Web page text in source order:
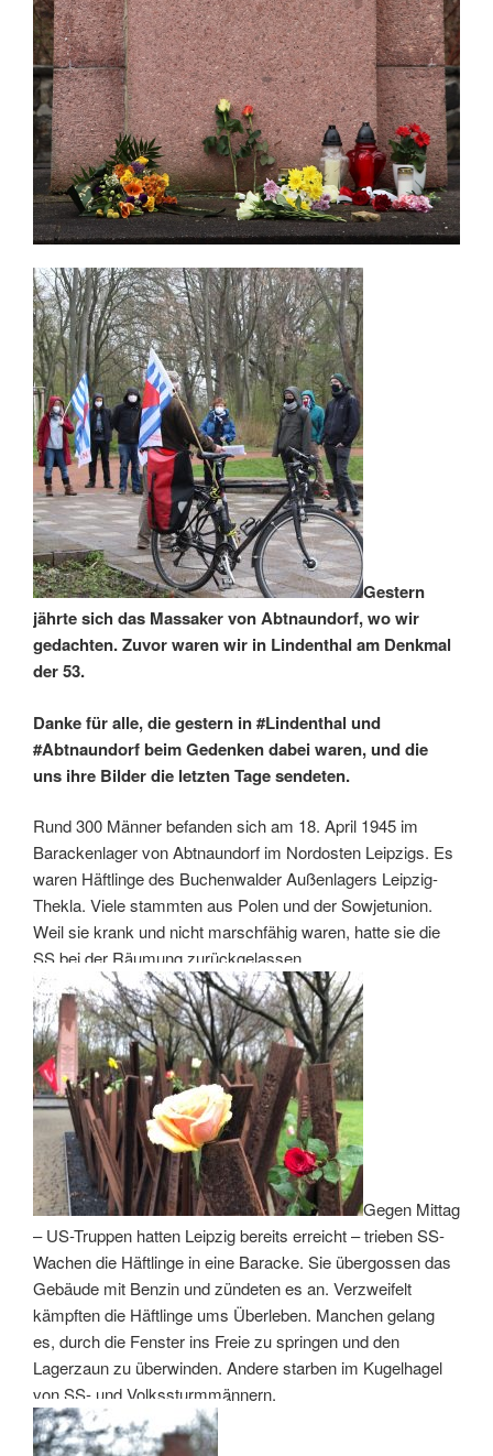
Gestern
jährte sich das Massaker von Abtnaundorf, wo wir
gedachten. Zuvor waren wir in Lindenthal am Denkmal
der 53.
Danke für alle, die gestern in #Lindenthal und
#Abtnaundorf beim Gedenken dabei waren, und die
uns ihre Bilder die letzten Tage sendeten.
Rund 300 Männer befanden sich am 18. April 1945 im
Barackenlager von Abtnaundorf im Nordosten Leipzigs. Es
waren Häftlinge des Buchenwalder Außenlagers Leipzig-
Thekla. Viele stammten aus Polen und der Sowjetunion.
Weil sie krank und nicht marschfähig waren, hatte sie die
SS bei der Räumung zurückgelassen.
Gegen Mittag
– US-Truppen hatten Leipzig bereits erreicht – trieben SS-
Wachen die Häftlinge in eine Baracke. Sie übergossen das
Gebäude mit Benzin und zündeten es an. Verzweifelt
kämpften die Häftlinge ums Überleben. Manchen gelang
es, durch die Fenster ins Freie zu springen und den
Lagerzaun zu überwinden. Andere starben im Kugelhagel
von SS- und Volkssturmmännern.